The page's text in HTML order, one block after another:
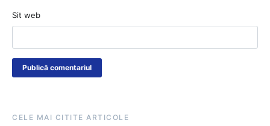
Sit web
CELE MAI CITITE ARTICOLE